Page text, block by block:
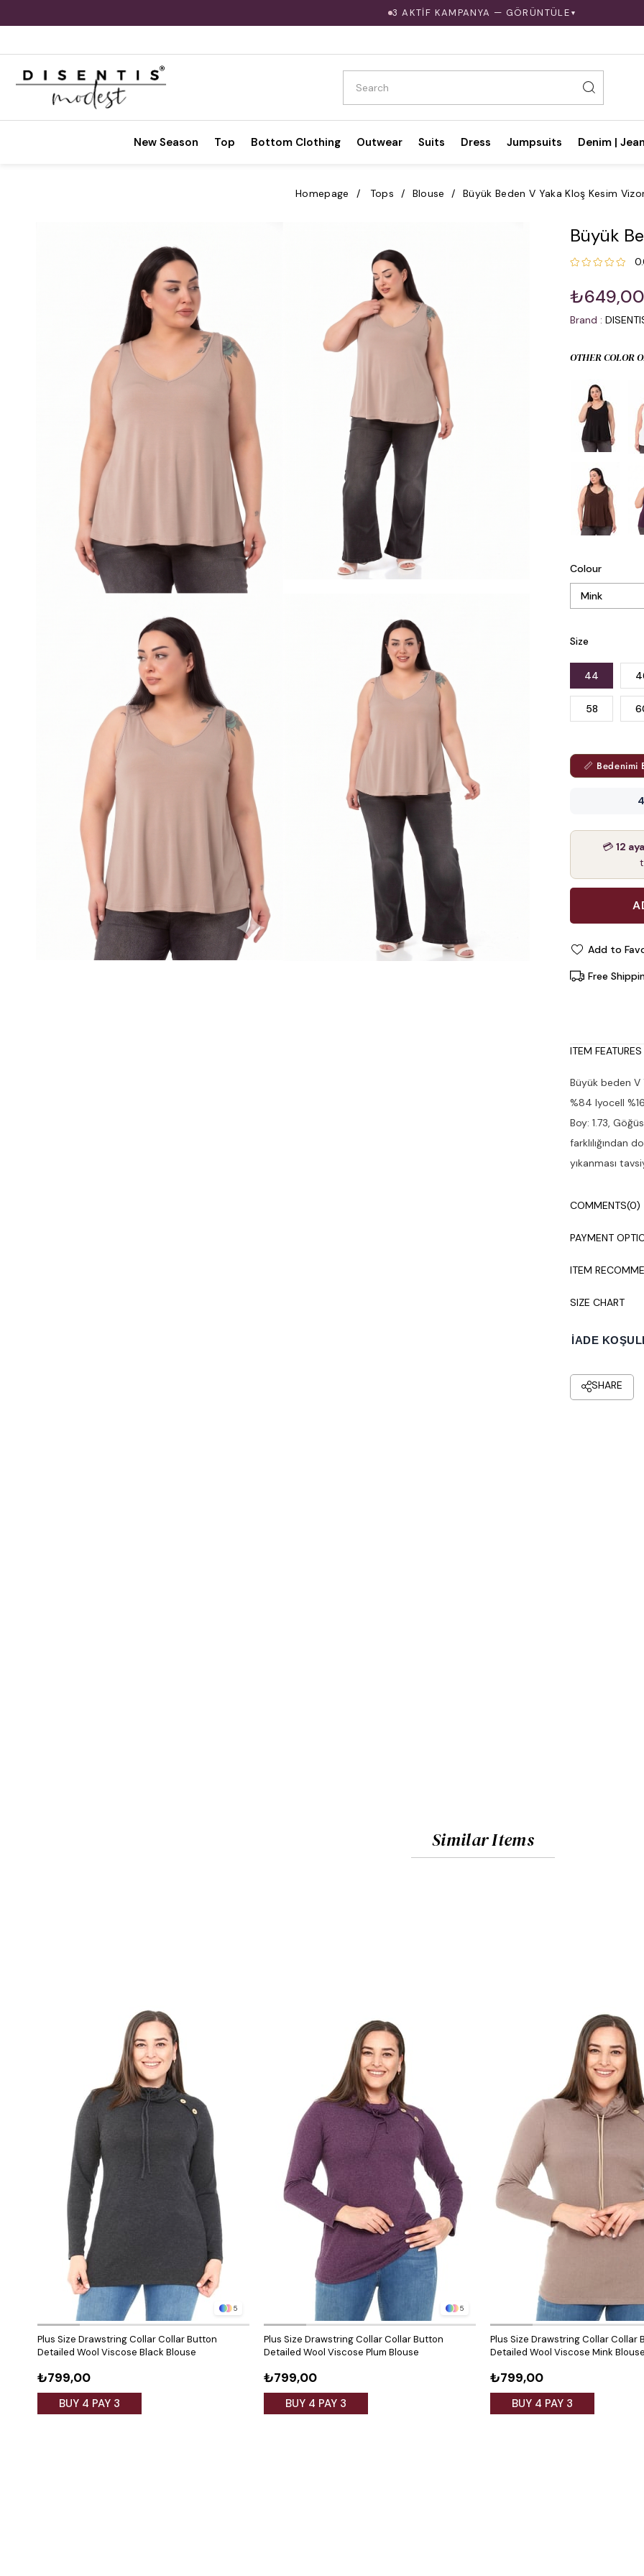
3 AKTİF KAMPANYA — GÖRÜNTÜLE ▼
New Season Top Bottom Clothing Outwear Suits Dress Jumpsuits Denim | Jean
Homepage Tops Blouse Büyük Beden V Yaka Kloş Kesim
Büyük
₺649,00
Brand :
OTHER COLOR
Colour
Size
44
58
📏 Bedenimi
💳12
Add to
Free
ITEM FEATURES
Büyük beden V
%84 lyocell
Boy: 1.73,
farklılığından
yıkanması
COMMENTS(0)
PAYMENT
ITEM
SIZE CHART
İADE
Similar Items
5
Plus Size Drawstring Collar Collar Button
Detailed Wool Viscose Black Blouse
₺799,00
BUY 4 PAY 3
5
Plus Size Drawstring Collar Collar Button
Detailed Wool Viscose Plum Blouse
₺799,00
BUY 4 PAY 3
Plus Size Drawstring Collar Collar
Detailed Wool Viscose Mink Blouse
₺799,00
BUY 4 PAY 3